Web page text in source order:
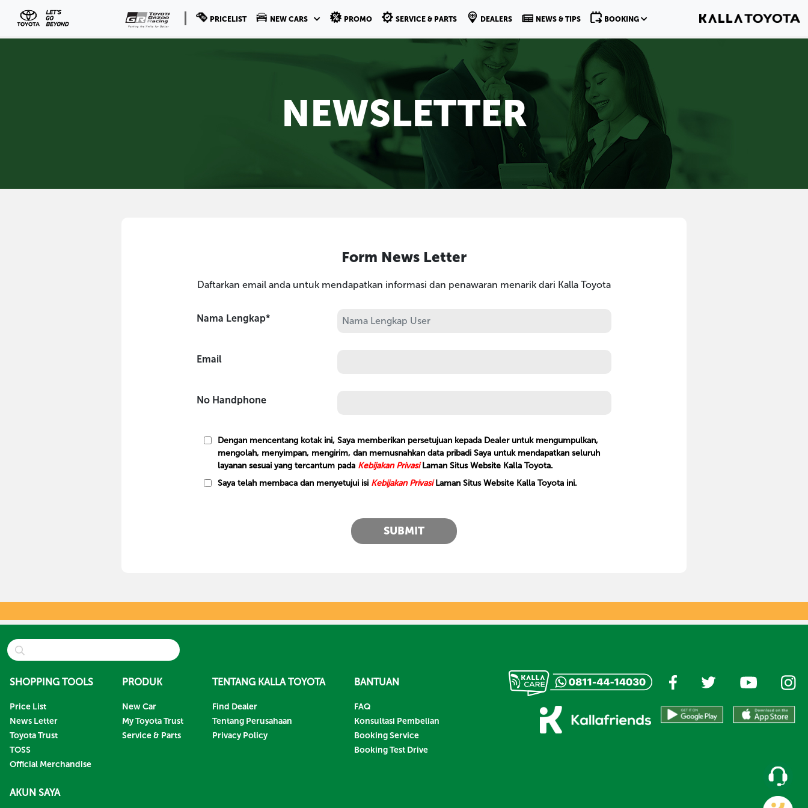
PRICELIST NEW CARS PROMO SERVICE & PARTS DEALERS NEWS & TIPS BOOKING
NEWSLETTER
Form News Letter
Daftarkan email anda untuk mendapatkan informasi dan penawaran menarik dari Kalla Toyota
Nama Lengkap*
Email
No Handphone
Dengan mencentang kotak ini, Saya memberikan persetujuan kepada Dealer untuk mengumpulkan,
mengolah, menyimpan, mengirim, dan memusnahkan data pribadi Saya untuk mendapatkan seluruh
layanan sesuai yang tercantum pada Kebijakan PrivasiLaman Situs Website Kalla Toyota.
Saya telah membaca dan menyetujui isi Kebijakan PrivasiLaman Situs Website Kalla Toyota ini.
SUBMIT
SHOPPING TOOLS
Price List
News Letter
Toyota Trust
TOSS
Official Merchandise
PRODUK
New Car
My Toyota Trust
Service & Parts
TENTANG KALLA TOYOTA
Find Dealer
Tentang Perusahaan
Privacy Policy
BANTUAN
FAQ
Konsultasi Pembelian
Booking Service
Booking Test Drive
AKUN SAYA